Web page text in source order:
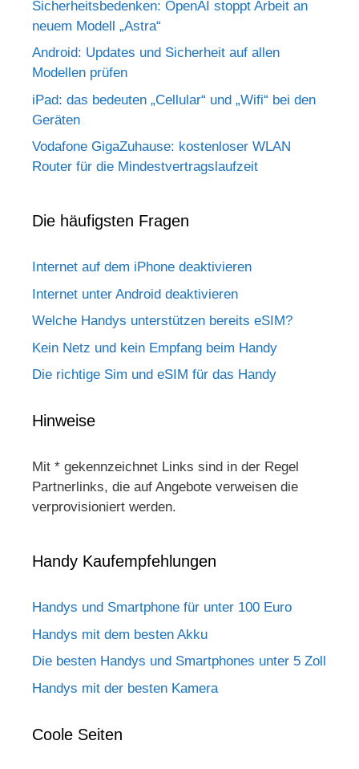
Sicherheitsbedenken: OpenAI stoppt Arbeit an
neuem Modell „Astra“
Android: Updates und Sicherheit auf allen
Modellen prüfen
iPad: das bedeuten „Cellular“ und „Wifi“ bei den
Geräten
Vodafone GigaZuhause: kostenloser WLAN
Router für die Mindestvertragslaufzeit
Die häufigsten Fragen
Internet auf dem iPhone deaktivieren
Internet unter Android deaktivieren
Welche Handys unterstützen bereits eSIM?
Kein Netz und kein Empfang beim Handy
Die richtige Sim und eSIM für das Handy
Hinweise
Mit * gekennzeichnet Links sind in der Regel
Partnerlinks, die auf Angebote verweisen die
verprovisioniert werden.
Handy Kaufempfehlungen
Handys und Smartphone für unter 100 Euro
Handys mit dem besten Akku
Die besten Handys und Smartphones unter 5 Zoll
Handys mit der besten Kamera
Coole Seiten